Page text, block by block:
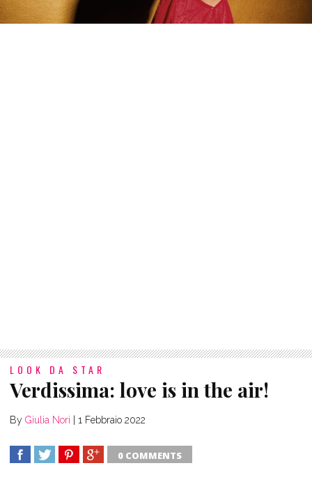
LOOK DA STAR
Verdissima: love is in the air!
By Giulia Nori 1 Febbraio 2022
0 COMMENTS